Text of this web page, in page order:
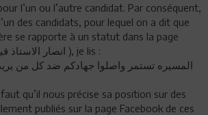
l’un ou l’autre candidat. Par conséquent,
des candidats, pour lequel on a dit que
se rapporte à un statut dans la page
officielle de ses partisans en arabe (un groupe qui s’appelle انصار الاستاذ قيس سعيد ), je lis :
qu’il nous précise sa position sur des
publiés sur la page Facebook de ces